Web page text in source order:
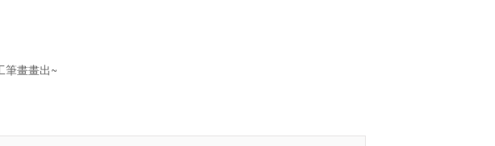
筆畫畫出~